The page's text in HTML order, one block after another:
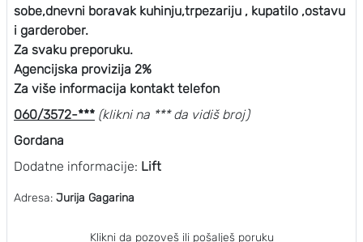
sobe,dnevni boravak kuhinju,trpezariju , kupatilo ,ostavu
i garderober.
Za svaku preporuku.
Agencijska provizija 2%
Za više informacija kontakt telefon
060/3572-*** (klikni na *** da vidiš broj)
Gordana
Dodatne informacije: Lift
Adresa: Jurija Gagarina
Klikni da pozoveš ili pošalješ poruku